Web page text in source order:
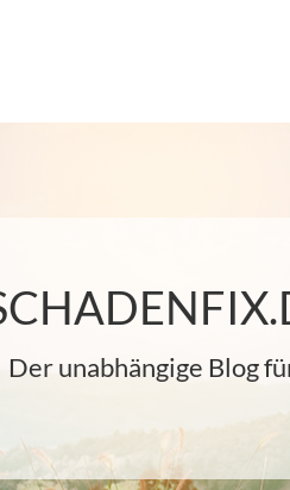
Der unabhängige Blog